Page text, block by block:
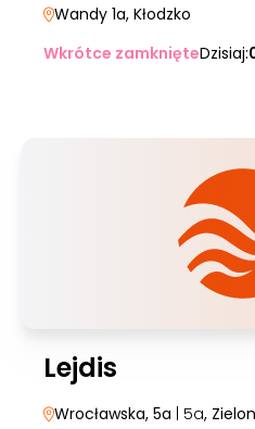
Wandy 1a, Kłodzko
Wkrótce zamknięteDzisiaj:
Lejdis
Wrocławska, 5a | 5a,